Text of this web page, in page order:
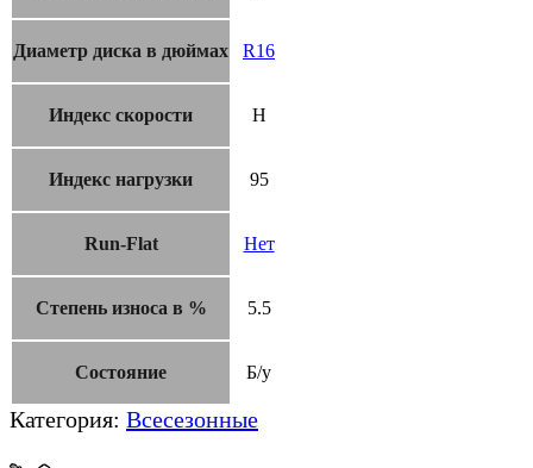
Диаметр диска в дюймах R16
Индекс скорости H
Индекс нагрузки 95
Run-Flat Нет
Степень износа в % 5.5
Состояние Б/у
Категория: Всесезонные